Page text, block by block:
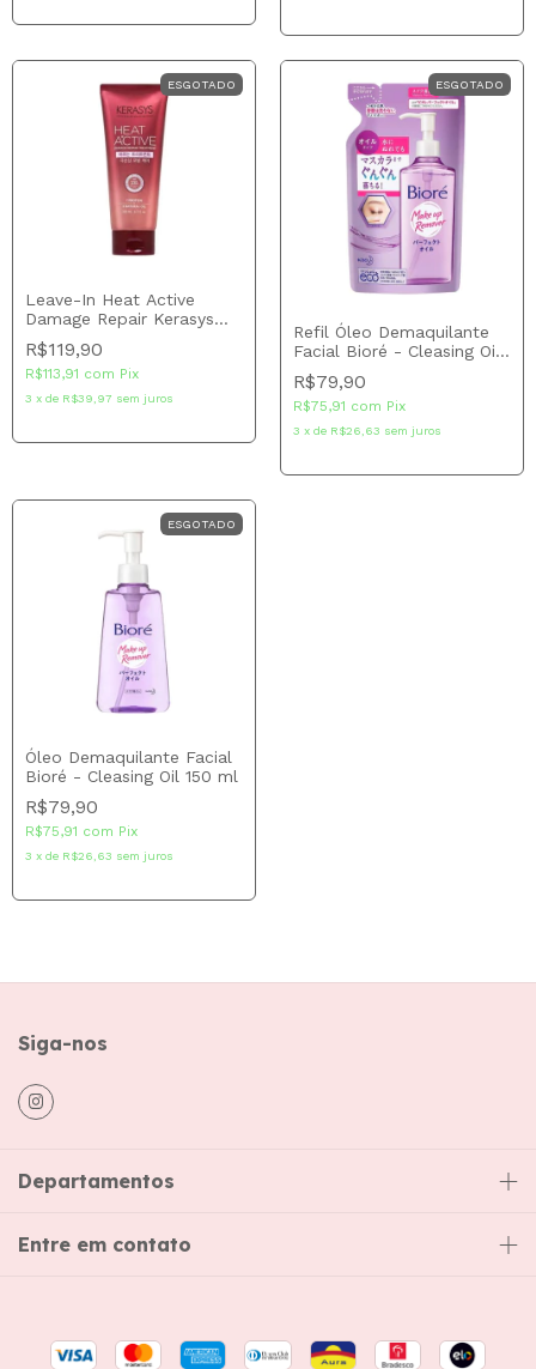
ESGOTADO
Leave-In Heat Active
Damage Repair Kerasys
220 ml
R$119,90
R$113,91 com Pix
3 x de R$39,97 sem juros
ESGOTADO
Refil Óleo Demaquilante
Facial Bioré - Cleasing Oil
210 ml
R$79,90
R$75,91 com Pix
3 x de R$26,63 sem juros
ESGOTADO
Óleo Demaquilante Facial
Bioré - Cleasing Oil 150 ml
R$79,90
R$75,91 com Pix
3 x de R$26,63 sem juros
Siga-nos
Departamentos
Entre em contato